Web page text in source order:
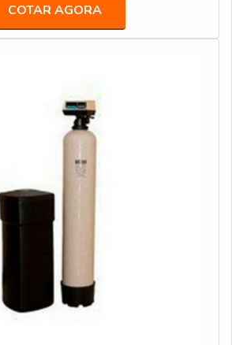
IMPORTANTE SABER MAIS
O PRODUTOEssa constituição
COTAR AGORA